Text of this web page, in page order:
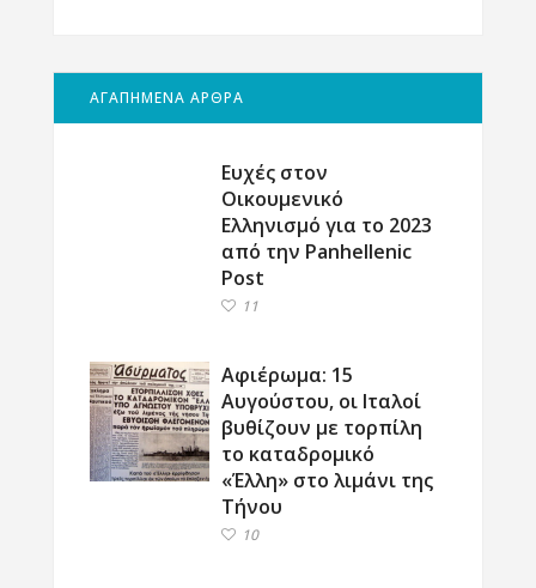
ΑΓΑΠΗΜΕΝΑ ΑΡΘΡΑ
Ευχές στον
Οικουμενικό
Ελληνισμό για το 2023
από την Panhellenic
Post
11
Αφιέρωμα: 15
Αυγούστου, οι Ιταλοί
βυθίζουν με τορπίλη
το καταδρομικό
«Έλλη» στο λιμάνι της
Τήνου
10